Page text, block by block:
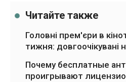
Читайте также
Головні прем'єри в
тижня: довгоочікувані
Почему бесплатные
проигрывают